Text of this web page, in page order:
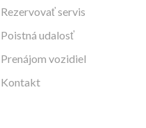
Rezervovať servis
Poistná udalosť
Prenájom vozidiel
Kontakt